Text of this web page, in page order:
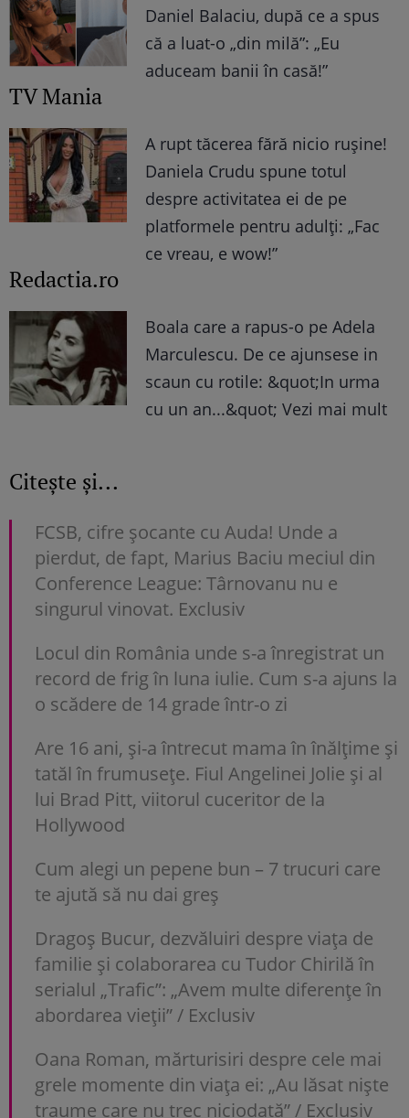
Daniel Balaciu, după ce a spus
că a luat-o „din milă”: „Eu
aduceam banii în casă!”
TV Mania
A rupt tăcerea fără nicio rușine!
Daniela Crudu spune totul
despre activitatea ei de pe
platformele pentru adulți: „Fac
ce vreau, e wow!”
Redactia.ro
Boala care a rapus-o pe Adela
Marculescu. De ce ajunsese in
scaun cu rotile: &quot;In urma
cu un an...&quot; Vezi mai mult
Citește și...
FCSB, cifre șocante cu Auda! Unde a
pierdut, de fapt, Marius Baciu meciul din
Conference League: Târnovanu nu e
singurul vinovat. Exclusiv
Locul din România unde s-a înregistrat un
record de frig în luna iulie. Cum s-a ajuns la
o scădere de 14 grade într-o zi
Are 16 ani, și-a întrecut mama în înălțime și
tatăl în frumusețe. Fiul Angelinei Jolie și al
lui Brad Pitt, viitorul cuceritor de la
Hollywood
Cum alegi un pepene bun – 7 trucuri care
te ajută să nu dai greș
Dragoș Bucur, dezvăluiri despre viața de
familie și colaborarea cu Tudor Chirilă în
serialul „Trafic”: „Avem multe diferențe în
abordarea vieții” / Exclusiv
Oana Roman, mărturisiri despre cele mai
grele momente din viața ei: „Au lăsat niște
traume care nu trec niciodată” / Exclusiv